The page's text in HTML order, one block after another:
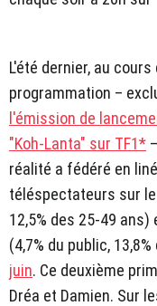
L'été dernier, au
programmation –
l'émission de
"Koh-Lanta" sur TF1*
réalité a fédéré en
téléspectateurs sur le
12,5% des 25-49
(4,7% du public,
juin. Ce deuxième
Dréa et Damien. Sur